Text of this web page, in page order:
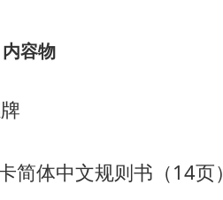
内容物
简体中文规则书（14页）